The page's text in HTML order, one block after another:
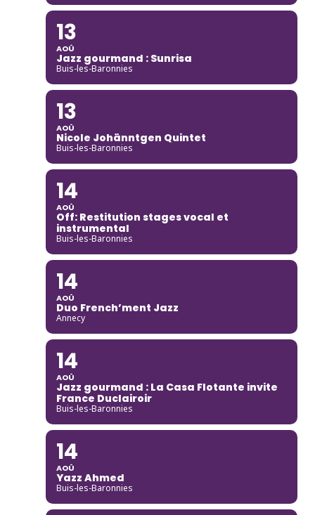
13
AOÛ
Jazz gourmand : Sunrisa
Buis-les-Baronnies
13
AOÛ
Nicole Johänntgen Quintet
Buis-les-Baronnies
14
AOÛ
Off: Restitution stages vocal et
instrumental
Buis-les-Baronnies
14
AOÛ
Duo French’ment Jazz
Annecy
14
AOÛ
Jazz gourmand : La Casa Flotante invite
France Duclairoir
Buis-les-Baronnies
14
AOÛ
Yazz Ahmed
Buis-les-Baronnies